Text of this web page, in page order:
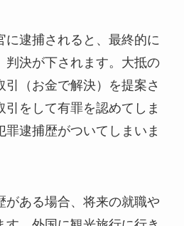
に逮捕されると、最終的に
判決が下されます。大抵の
（お金で解決）を提案さ
引をして有罪を認めてしま
罪逮捕歴がついてしまいま
がある場合、将来の就職や